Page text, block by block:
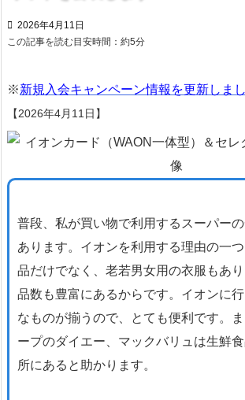
 2026年4月11日
この記事を読む目安時間：約5分
※新規入会キャンペーン情報を更新しま
【2026年4月11日】
普段、私が買い物で利用するスーパー
あります。イオンを利用する理由の一
品だけでなく、老若男女用の衣服もあ
品数も豊富にあるからです。イオンに
なものが揃うので、とても便利です。
ープのダイエー、マックバリュは生鮮
所にあると助かります。